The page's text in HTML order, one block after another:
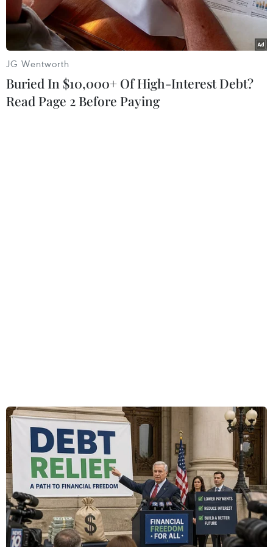
hợp đồng thành công với Gerard Pique.
kết sẽ diễn ra trong vài ngày tới.
Tính tới thời điểm hiện tại, Gerard Pique đã có
tổng cộng 266 lần khoác áo Barca và ghi được
20 bàn thắng.
- Truyền thông Anh đưa tin, Barca sẵn sàng bán
Cers Fabregas trong mùa Hè 2014 nếu nhận đủ
40 triệu bảng.
JG Wentworth
Buried In $10,000+ Of High-Interest Debt?
Read Page 2 Before Paying